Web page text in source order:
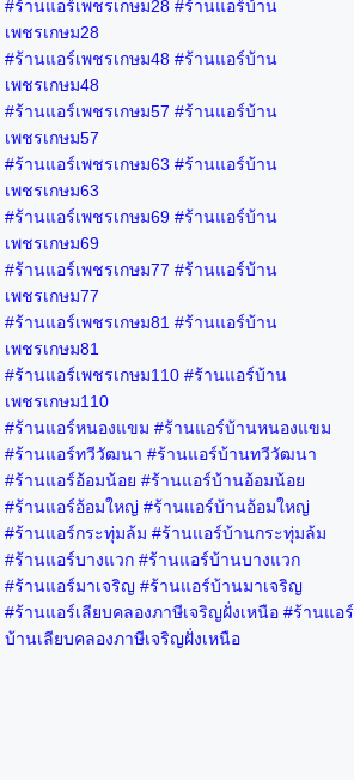
#ร้านแอร์เพชรเกษม28 #ร้านแอร์บ้าน
เพชรเกษม28
#ร้านแอร์เพชรเกษม48 #ร้านแอร์บ้าน
เพชรเกษม48
#ร้านแอร์เพชรเกษม57 #ร้านแอร์บ้าน
เพชรเกษม57
#ร้านแอร์เพชรเกษม63 #ร้านแอร์บ้าน
เพชรเกษม63
#ร้านแอร์เพชรเกษม69 #ร้านแอร์บ้าน
เพชรเกษม69
#ร้านแอร์เพชรเกษม77 #ร้านแอร์บ้าน
เพชรเกษม77
#ร้านแอร์เพชรเกษม81 #ร้านแอร์บ้าน
เพชรเกษม81
#ร้านแอร์เพชรเกษม110 #ร้านแอร์บ้าน
เพชรเกษม110
#ร้านแอร์หนองแขม #ร้านแอร์บ้านหนองแขม
#ร้านแอร์ทวีวัฒนา #ร้านแอร์บ้านทวีวัฒนา
#ร้านแอร์อ้อมน้อย #ร้านแอร์บ้านอ้อมน้อย
#ร้านแอร์อ้อมใหญ่ #ร้านแอร์บ้านอ้อมใหญ่
#ร้านแอร์กระทุ่มล้ม #ร้านแอร์บ้านกระทุ่มล้ม
#ร้านแอร์บางแวก #ร้านแอร์บ้านบางแวก
#ร้านแอร์มาเจริญ #ร้านแอร์บ้านมาเจริญ
#ร้านแอร์เลียบคลองภาษีเจริญฝั่งเหนือ #ร้านแอร์
บ้านเลียบคลองภาษีเจริญฝั่งเหนือ